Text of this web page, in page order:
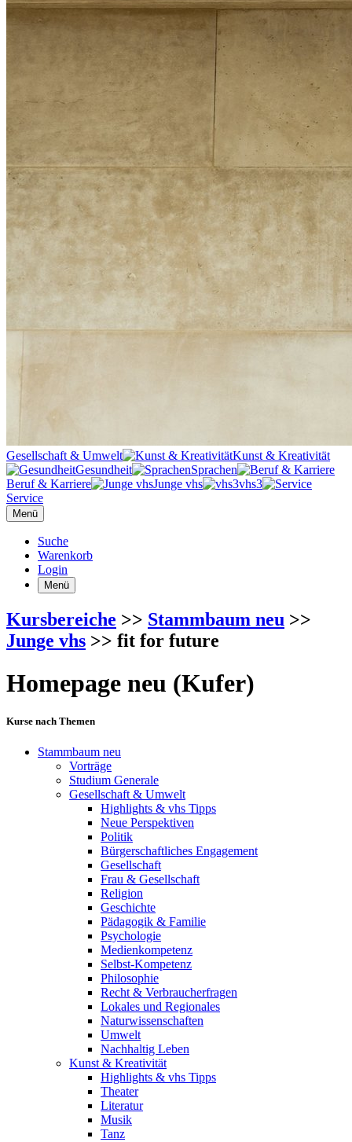
Gesellschaft & Umwelt
Kunst & Kreativität
Gesundheit
Sprachen
Beruf & Karriere
Junge vhs
vhs3
Service
Menü
Suche
Warenkorb
Login
Menü
Kursbereiche >> Stammbaum neu >>
Junge vhs >> fit for future
Homepage neu (Kufer)
Kurse nach Themen
Stammbaum neu
Vorträge
Studium Generale
Gesellschaft & Umwelt
Highlights & vhs Tipps
Neue Perspektiven
Politik
Bürgerschaftliches Engagement
Gesellschaft
Frau & Gesellschaft
Religion
Geschichte
Pädagogik & Familie
Psychologie
Medienkompetenz
Selbst-Kompetenz
Philosophie
Recht & Verbraucherfragen
Lokales und Regionales
Naturwissenschaften
Umwelt
Nachhaltig Leben
Kunst & Kreativität
Highlights & vhs Tipps
Theater
Literatur
Musik
Tanz